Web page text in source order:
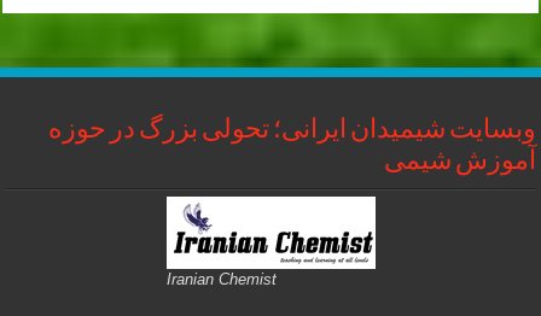
وبسایت شیمیدان ایرانی؛ تحولی بزرگ در حوزه
آموزش شیمی
Iranian Chemist